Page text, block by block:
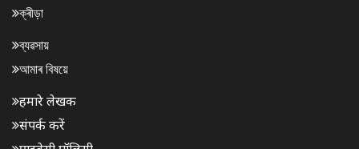
ক্ৰীড়া
ব্যৱসায়
আমাৰ বিষয়ে
हमारे लेखक
संपर्क करें